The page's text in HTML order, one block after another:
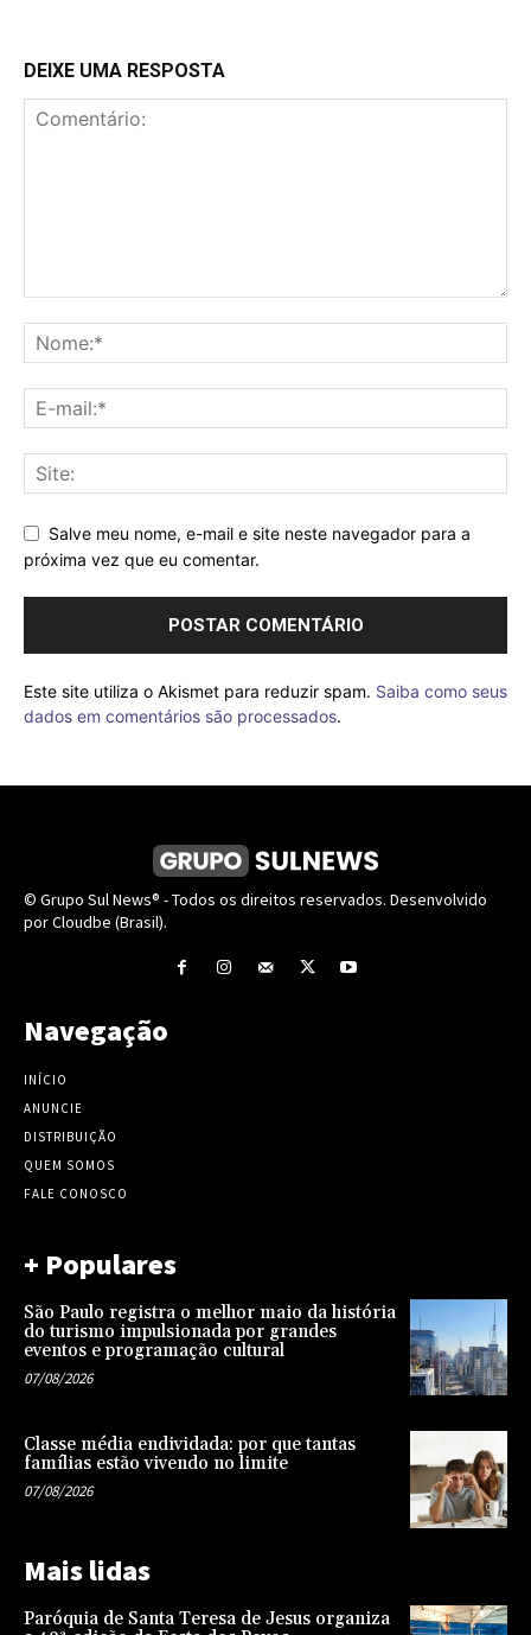
DEIXE UMA RESPOSTA
Salve meu nome, e-mail e site neste navegador para a
próxima vez que eu comentar.
Este site utiliza o Akismet para reduzir spam. Saiba como seus
dados em comentários são processados.
© Grupo Sul News® - Todos os direitos reservados. Desenvolvido
por Cloudbe (Brasil).
Navegação
INÍCIO
ANUNCIE
DISTRIBUIÇÃO
QUEM SOMOS
FALE CONOSCO
+ Populares
São Paulo registra o melhor maio da história
do turismo impulsionada por grandes
eventos e programação cultural
07/08/2026
Classe média endividada: por que tantas
famílias estão vivendo no limite
07/08/2026
Mais lidas
Paróquia de Santa Teresa de Jesus organiza